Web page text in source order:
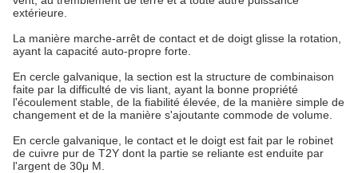
extérieure.
La manière marche-arrêt de contact et de doigt glisse la rotation,
ayant la capacité auto-propre forte.
En cercle galvanique, la section est la structure de combinaison
faite par la difficulté de vis liant, ayant la bonne propriété
l'écoulement stable, de la fiabilité élevée, de la manière simple de
changement et de la manière s'ajoutante commode de volume.
En cercle galvanique, le contact et le doigt est fait par le robinet
de cuivre pur de T2Y dont la partie se reliante est enduite par
l'argent de 30μ M.